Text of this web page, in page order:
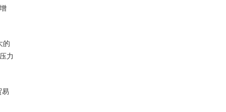
的
力
易